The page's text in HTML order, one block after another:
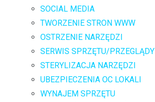
SOCIAL MEDIA
TWORZENIE STRON WWW
OSTRZENIE NARZĘDZI
SERWIS SPRZĘTU/PRZEGLĄDY
STERYLIZACJA NARZĘDZI
UBEZPIECZENIA OC LOKALI
WYNAJEM SPRZĘTU